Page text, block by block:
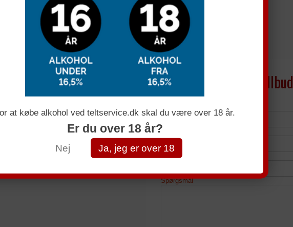
at købe alkohol ved teltservice.dk skal du være over 18 år.
Er du over 18 år?
Nej Ja, jeg er over 18
Få et uforpligtende tllbud
Telefonnummer
Spørgsmål